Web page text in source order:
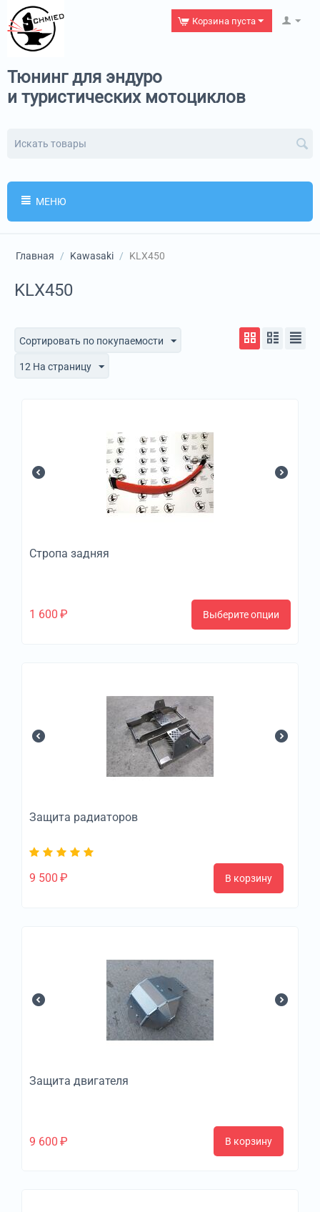
Корзина пуста
Тюнинг для эндуро
и туристических мотоциклов
МЕНЮ
Главная / Kawasaki / KLX450
KLX450
Сортировать по покупаемости
12 На страницу
Стропа задняя
1 600 ₽ Выберите опции
Защита радиаторов
9 500 ₽ В корзину
Защита двигателя
9 600 ₽ В корзину